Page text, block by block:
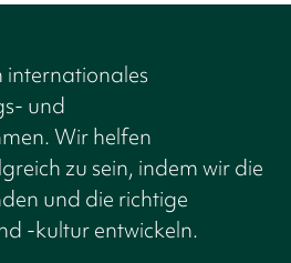
internationales
und
Wir helfen
zu sein, indem wir die
und die richtige
-kultur entwickeln.